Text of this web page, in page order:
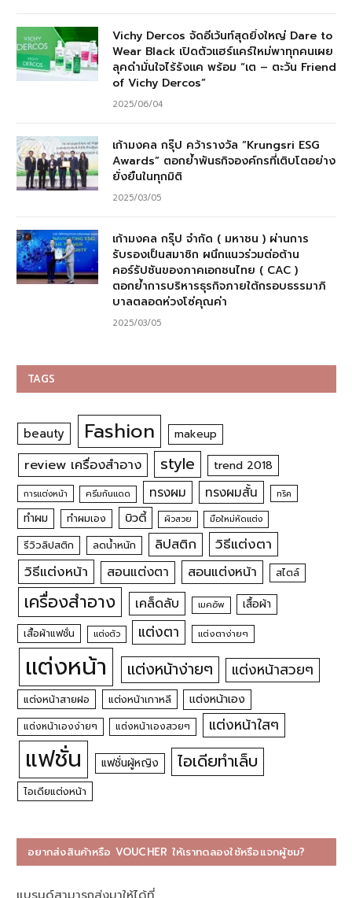
Vichy Dercos จัดอีเว้นท์สุดยิ่งใหญ่ Dare to
Wear Black เปิดตัวแฮร์แคร์ใหม่พาทุกคนเผย
ลุคดำมั่นใจไร้รังแค พร้อม “เต – ตะวัน Friend
of Vichy Dercos”
2025/06/04
เก้ามงคล กรุ๊ป คว้ารางวัล “Krungsri ESG
Awards” ตอกย้ำพันธกิจองค์กรที่เติบโตอย่าง
ยั่งยืนในทุกมิติ
2025/03/05
เก้ามงคล กรุ๊ป จำกัด ( มหาชน ) ผ่านการ
รับรองเป็นสมาชิก ผนึกแนวร่วมต่อต้าน
คอร์รัปชันของภาคเอกชนไทย ( CAC )
ตอกย้ำการบริหารธุรกิจภายใต้กรอบธรรมาภิ
บาลตลอดห่วงโซ่คุณค่า
2025/03/05
TAGS
beauty Fashion makeup
review เครื่องสำอาง style trend 2018
การแต่งหน้า ครีมกันแดด ทรงผม ทรงผมสั้น ทริค
ทำผม ทำผมเอง บิวตี้ ผิวสวย มือใหม่หัดแต่ง
รีวิวลิปสติก ลดน้ำหนัก ลิปสติก
วิธีแต่งตา
วิธีแต่งหน้า
สอนแต่งตา สอนแต่งหน้า สไตล์
เครื่องสำอาง เคล็ดลับ เมคอัพ เสื้อผ้า
เสื้อผ้าแฟชั่น แต่งตัว แต่งตา แต่งตาง่ายๆ
แต่งหน้า แต่งหน้าง่ายๆ แต่งหน้าสวยๆ
แต่งหน้าสายฝอ แต่งหน้าเกาหลี แต่งหน้าเอง
แต่งหน้าเองง่ายๆ แต่งหน้าเองสวยๆ แต่งหน้าใสๆ
แฟชั่น แฟชั่นผู้หญิง ไอเดียทำเล็บ
ไอเดียแต่งหน้า
อยากส่งสินค้าหรือ VOUCHER ให้เราทดลองใช้หรือแจกผู้ชม?
แบรนด์สามารถส่งมาให้ได้ที่